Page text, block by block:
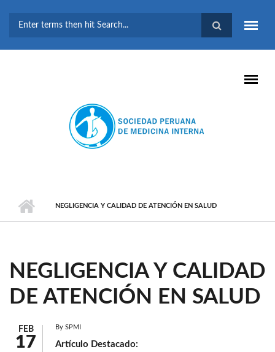
BÚSQUEDA
NEGLIGENCIA Y CALIDAD DE ATENCIÓN EN SALUD
NEGLIGENCIA Y CALIDAD
DE ATENCIÓN EN SALUD
FEB
17
By SPMI
Artículo Destacado: